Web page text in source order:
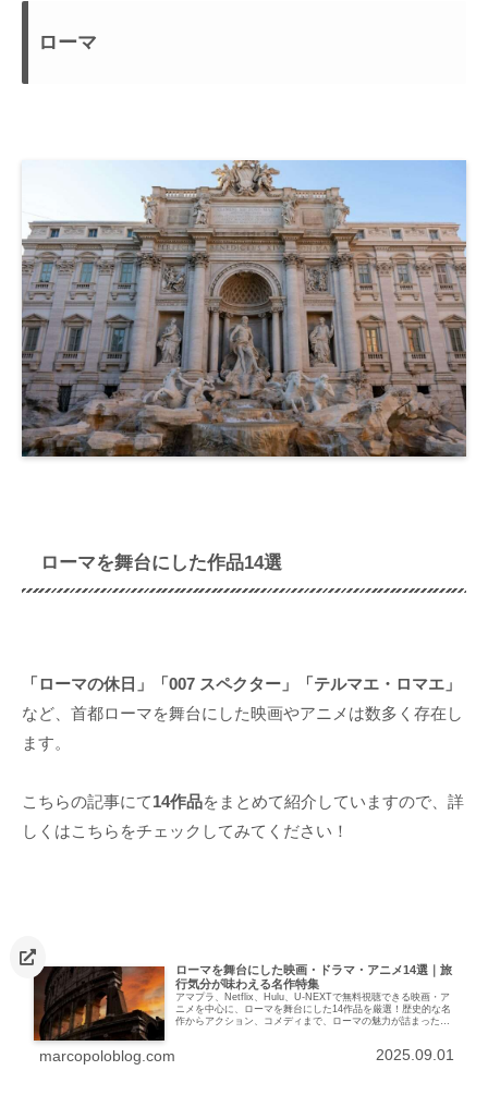
ローマ
ローマを舞台にした作品14選
「ローマの休日」「007 スペクター」「テルマエ・ロマエ」
など、首都ローマを舞台にした映画やアニメは数多く存在し
ます。
こちらの記事にて14作品をまとめて紹介していますので、詳
しくはこちらをチェックしてみてください！
ローマを舞台にした映画・ドラマ・アニメ14選｜旅
行気分が味わえる名作特集
アマプラ、Netflix、Hulu、U-NEXTで無料視聴できる映画・ア
ニメを中心に、ローマを舞台にした14作品を厳選！歴史的な名
作からアクション、コメディまで、ローマの魅力が詰まった作
marcopoloblog.com 2025.09.01